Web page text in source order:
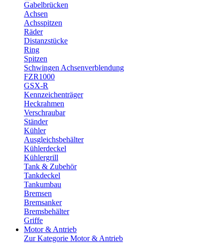
Gabelbrücken
Achsen
Achsspitzen
Räder
Distanzstücke
Ring
Spitzen
Schwingen Achsenverblendung
FZR1000
GSX-R
Kennzeichenträger
Heckrahmen
Verschraubar
Ständer
Kühler
Ausgleichsbehälter
Kühlerdeckel
Kühlergrill
Tank & Zubehör
Tankdeckel
Tankumbau
Bremsen
Bremsanker
Bremsbehälter
Griffe
Motor & Antrieb
Zur Kategorie Motor & Antrieb